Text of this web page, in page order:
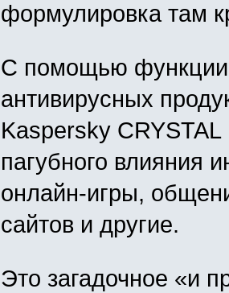
формулировка там
С помощью функции
антивирусных
Kaspersky
пагубного влияния
онлайн-игры,
сайтов и другие.
Это загадочное «и